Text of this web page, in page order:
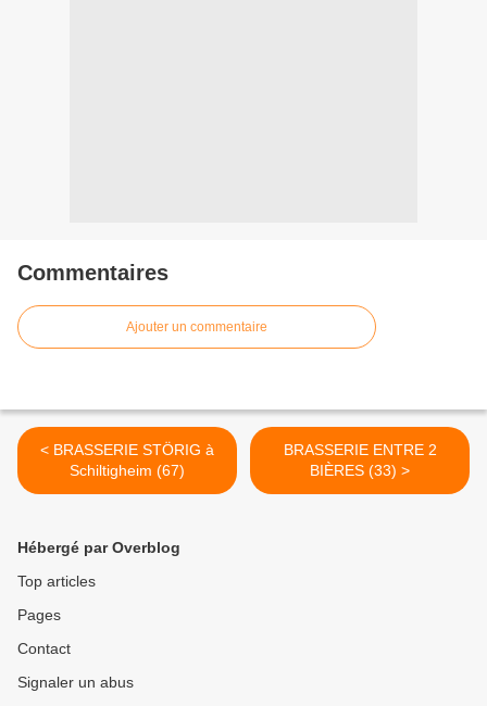
Commentaires
Ajouter un commentaire
< BRASSERIE STÖRIG à
Schiltigheim (67)
BRASSERIE ENTRE 2
BIÈRES (33) >
Hébergé par Overblog
Top articles
Pages
Contact
Signaler un abus